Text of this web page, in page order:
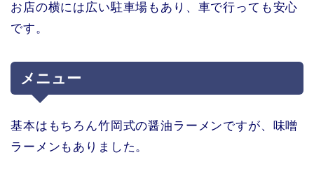
お店の横には広い駐車場もあり、車で行っても安心
です。
メニュー
基本はもちろん竹岡式の醤油ラーメンですが、味噌
ラーメンもありました。